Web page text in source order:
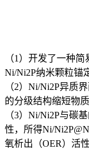
（1）开发了一种
Ni/Ni2P纳米颗粒锚
（2）Ni/Ni2P异质
的分级结构缩短物
（3）Ni/Ni2P与碳
性，所得Ni/
氧析出（OER）活